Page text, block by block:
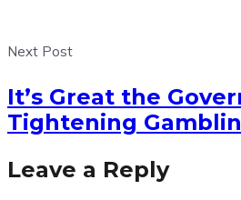
Next Post
It’s Great the
Tightening
Leave a Reply